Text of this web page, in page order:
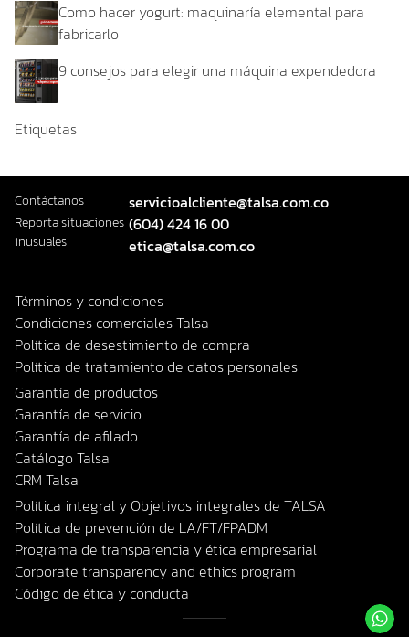
Como hacer yogurt: maquinaría elemental para
fabricarlo
9 consejos para elegir una máquina expendedora
Etiquetas
Contáctanos servicioalcliente@talsa.com.co
Reporta situaciones
inusuales
(604) 424 16 00
etica@talsa.com.co
Términos y condiciones
Condiciones comerciales Talsa
Política de desestimiento de compra
Política de tratamiento de datos personales
Garantía de productos
Garantía de servicio
Garantía de afilado
Catálogo Talsa
CRM Talsa
Política integral y Objetivos integrales de TALSA
Política de prevención de LA/FT/FPADM
Programa de transparencia y ética empresarial
Corporate transparency and ethics program
Código de ética y conducta